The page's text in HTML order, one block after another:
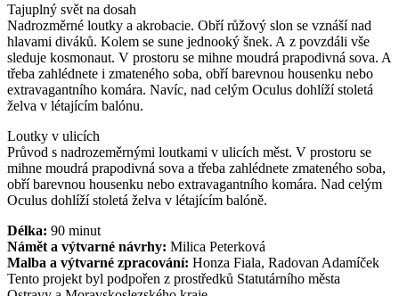
Tajuplný svět na dosah
Nadrozměrné loutky a akrobacie. Obří růžový slon se vznáší nad
hlavami diváků. Kolem se sune jednooký šnek. A z povzdáli vše
sleduje kosmonaut. V prostoru se mihne moudrá prapodivná sova. A
třeba zahlédnete i zmateného soba, obří barevnou housenku nebo
extravagantního komára. Navíc, nad celým Oculus dohlíží stoletá
želva v létajícím balónu.
Loutky v ulicích
Průvod s nadrozeměrnými loutkami v ulicích měst. V prostoru se
mihne moudrá prapodivná sova a třeba zahlédnete zmateného soba,
obří barevnou housenku nebo extravagantního komára. Nad celým
Oculus dohlíží stoletá želva v létajícím balóně.
Délka: 90 minut
Námět a výtvarné návrhy: Milica Peterková
Malba a výtvarné zpracování: Honza Fiala, Radovan Adamíček
Tento projekt byl podpořen z prostředků Statutárního města